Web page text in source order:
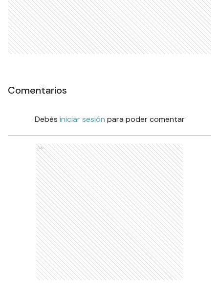
Comentarios
Debés iniciar sesión para poder comentar
Ads